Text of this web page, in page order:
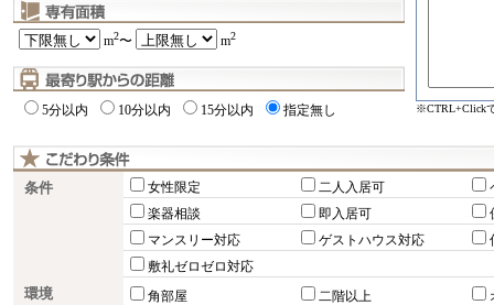
m2〜 m2
5分以内 10分以内 15分以内 指定無し ※CTRL+Click
条件 女性限定 二人入居可
楽器相談
即入居可
マンスリー対応
ゲストハウス対応
敷礼ゼロゼロ対応
環境 角部屋 二階以上